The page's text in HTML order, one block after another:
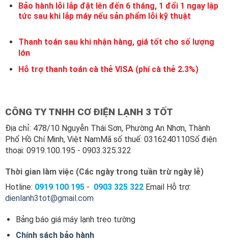
Bảo hành lỗi lắp đặt lên đến 6 tháng, 1 đổi 1 ngay lập
tức sau khi lắp máy nếu sản phẩm lỗi kỹ thuật
Thanh toán sau khi nhận hàng, giá tốt cho số lượng
lớn
Hỗ trợ thanh toán cà thẻ VISA (phí cà thẻ 2.3%)
CÔNG TY TNHH CƠ ĐIỆN LẠNH 3 TỐT
Địa chỉ: 478/10 Nguyễn Thái Sơn, Phường An Nhơn, Thành
Phố Hồ Chí Minh, Việt NamMã số thuế: 0316240110Số điện
thoại: 0919.100.195 - 0903.325.322
Thời gian làm việc (Các ngày trong tuần trừ ngày lễ)
Hotline: 0919 100 195 - 0903 325 322 Email Hỗ trợ:
dienlanh3tot@gmail.com
Bảng báo giá máy lạnh treo tường
Chính sách bảo hành